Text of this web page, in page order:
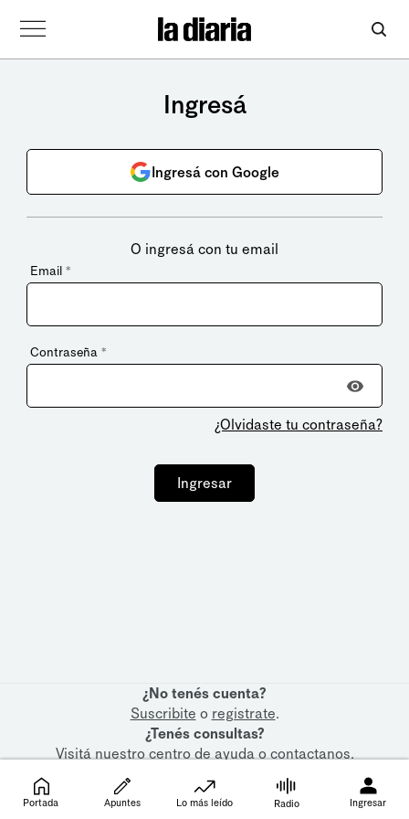
Ingresá
Ingresá con Google
O ingresá con tu email
Email *
Contraseña *
¿Olvidaste tu contraseña?
Ingresar
¿No tenés cuenta?
Suscribite o registrate.
¿Tenés consultas?
Visitá nuestrocentro de ayudaocontactanos.
Portada Apuntes Lo más leído Radio Ingresar